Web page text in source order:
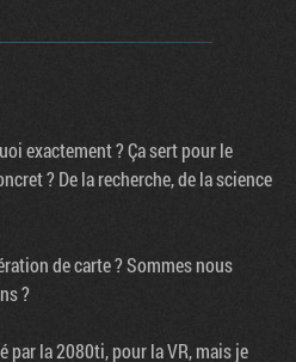
exactement ? Ça sert pour le
? De la recherche, de la science
de carte ? Sommes nous
?
par la 2080ti, pour la VR, mais je